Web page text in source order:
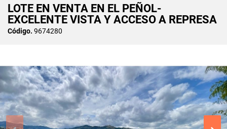
LOTE EN VENTA EN EL PEÑOL-
EXCELENTE VISTA Y ACCESO A REPRESA
Código. 9674280